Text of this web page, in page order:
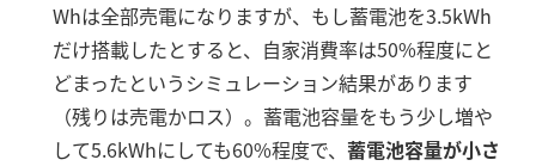
Whは全部売電になりますが、もし蓄電池を3.5kWh
だけ搭載したとすると、自家消費率は50%程度にと
どまったというシミュレーション結果があります
（残りは売電かロス）。蓄電池容量をもう少し増や
して5.6kWhにしても60%程度で、 蓄電池容量が小さ